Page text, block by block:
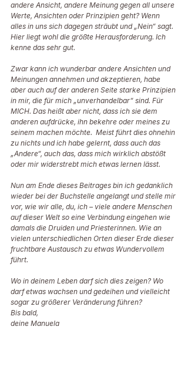
andere Ansicht, andere Meinung gegen all unsere
Werte, Ansichten oder Prinzipien geht? Wenn
alles in uns sich dagegen sträubt und „Nein“ sagt.
Hier liegt wohl die größte Herausforderung. Ich
kenne das sehr gut.
Zwar kann ich wunderbar andere Ansichten und
Meinungen annehmen und akzeptieren, habe
aber auch auf der anderen Seite starke Prinzipien
in mir, die für mich „unverhandelbar“ sind. Für
MICH. Das heißt aber nicht, dass ich sie dem
anderen aufdrücke, ihn bekehre oder meines zu
seinem machen möchte.  Meist führt dies ohnehin
zu nichts und ich habe gelernt, dass auch das
„Andere“, auch das, dass mich wirklich abstößt
oder mir widerstrebt mich etwas lernen lässt.
Nun am Ende dieses Beitrages bin ich gedanklich
wieder bei der Buchstelle angelangt und stelle mir
vor, wie wir alle, du, ich – viele andere Menschen
auf dieser Welt so eine Verbindung eingehen wie
damals die Druiden und Priesterinnen. Wie an
vielen unterschiedlichen Orten dieser Erde dieser
fruchtbare Austausch zu etwas Wundervollem
führt.
Wo in deinem Leben darf sich dies zeigen? Wo
darf etwas wachsen und gedeihen und vielleicht
sogar zu größerer Veränderung führen?
Bis bald,
deine Manuela